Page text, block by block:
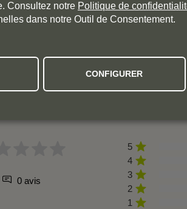
L'AVIS DE LA
0 avis
5
4
3
2
1
Consultez notre Politique de
dans notre Outil de Consentement.
CONFIGURER